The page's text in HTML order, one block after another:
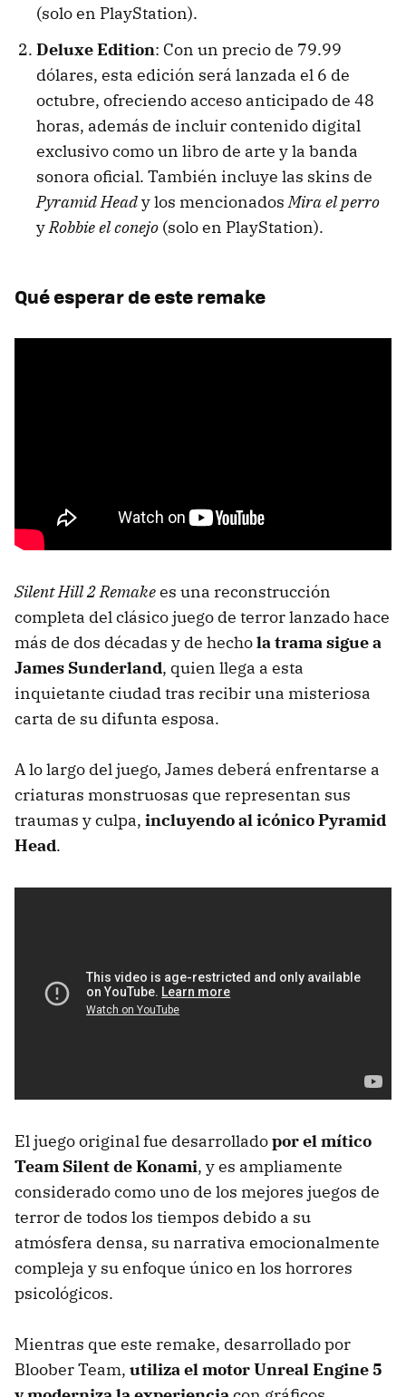
(solo en PlayStation).
Deluxe Edition: Con un precio de 79.99
dólares, esta edición será lanzada el 6 de
octubre, ofreciendo acceso anticipado de 48
horas, además de incluir contenido digital
exclusivo como un libro de arte y la banda
sonora oficial. También incluye las skins de
Pyramid Heady los mencionadosMira el perro
yRobbie el conejo (solo en PlayStation).
Qué esperar de este remake
Silent Hill 2 Remakees una reconstrucción
completa del clásico juego de terror lanzado hace
más de dos décadas y de hechola trama sigue a
James Sunderland, quien llega a esta
inquietante ciudad tras recibir una misteriosa
carta de su difunta esposa.
A lo largo del juego, James deberá enfrentarse a
criaturas monstruosas que representan sus
traumas y culpa, incluyendo al icónico Pyramid
Head.
El juego original fue desarrolladopor el mítico
Team Silent de Konami, y es ampliamente
considerado como uno de los mejores juegos de
terror de todos los tiempos debido a su
atmósfera densa, su narrativa emocionalmente
compleja y su enfoque único en los horrores
psicológicos.
Mientras que este remake, desarrollado por
Bloober Team, utiliza el motor Unreal Engine 5